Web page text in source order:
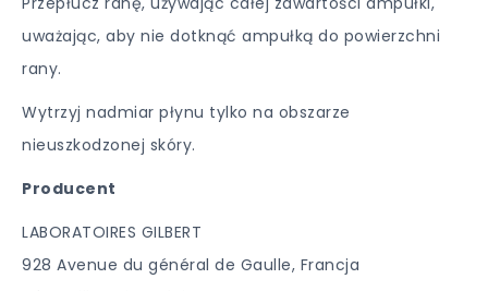
uważając, aby nie dotknąć ampułką do powierzchni
rany.
Wytrzyj nadmiar płynu tylko na obszarze
nieuszkodzonej skóry.
Producent
LABORATOIRES GILBERT
928 Avenue du général de Gaulle, Francja